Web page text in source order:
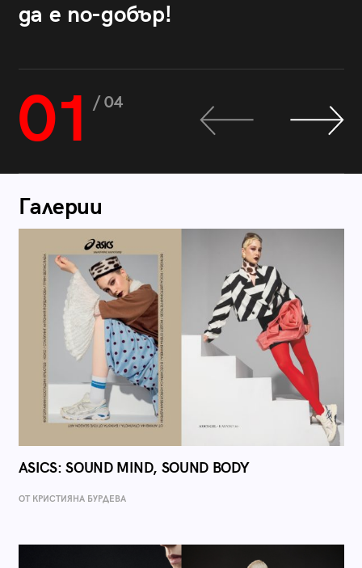
да е по-добър!
01 / 04
Галерии
ASICS: SOUND MIND, SOUND BODY
ОТ КРИСТИЯНА БУРДЕВА